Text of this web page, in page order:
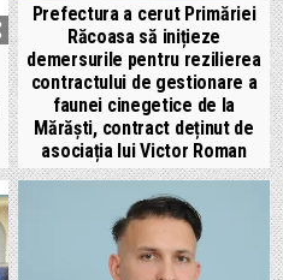
Prefectura a cerut Primăriei
Răcoasa să inițieze
demersurile pentru rezilierea
contractului de gestionare a
faunei cinegetice de la
Mărăști, contract deținut de
asociația lui Victor Roman